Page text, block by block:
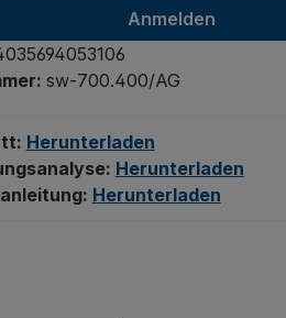
Anmelden
sw-700.400/AG
Herunterladen
Herunterladen
Herunterladen